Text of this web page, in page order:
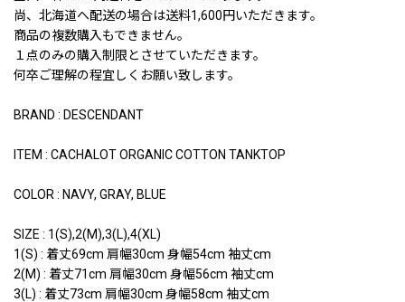
尚、北海道へ配送の場合は送料1,600円いただきます。
商品の複数購入もできません。
１点のみの購入制限とさせていただきます。
何卒ご理解の程宜しくお願い致します。
BRAND : DESCENDANT
ITEM : CACHALOT ORGANIC COTTON TANKTOP
COLOR : NAVY, GRAY, BLUE
SIZE : 1(S),2(M),3(L),4(XL)
1(S) : 着丈69cm 肩幅30cm 身幅54cm 袖丈cm
2(M) : 着丈71cm 肩幅30cm 身幅56cm 袖丈cm
3(L) : 着丈73cm 肩幅30cm 身幅58cm 袖丈cm